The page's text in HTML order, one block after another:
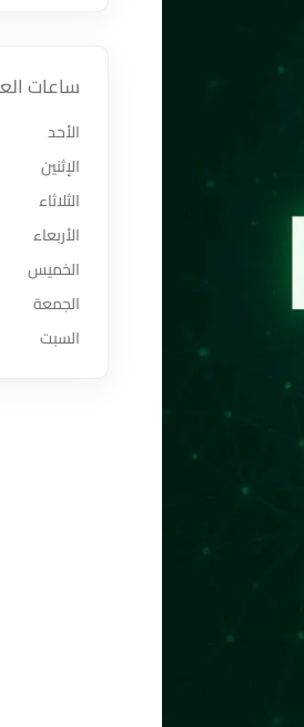
ساعات
الأحد
الإثنين
الثلاثاء
الأربعاء
الخميس
الجمعة
السبت